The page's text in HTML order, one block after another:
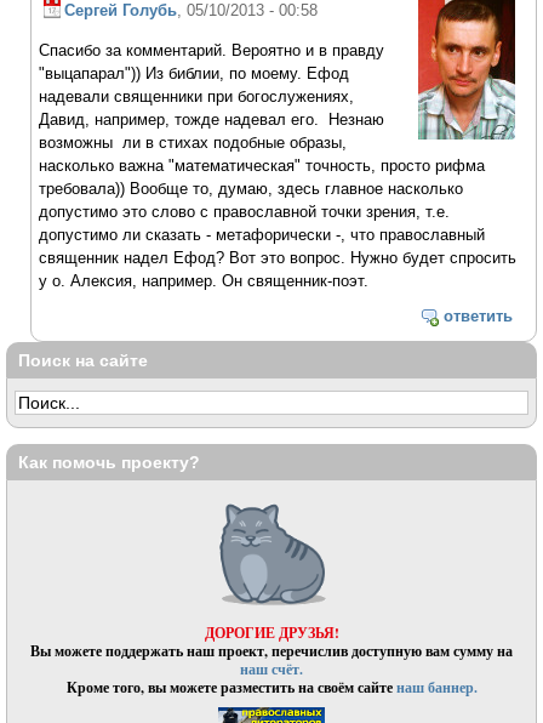
Сергей Голубь, 05/10/2013 - 00:58
Спасибо за комментарий. Вероятно и в правду
"выцапарал")) Из библии, по моему. Ефод
надевали священники при богослужениях,
Давид, например, тожде надевал его. Незнаю
возможны ли в стихах подобные образы,
насколько важна "математическая" точность, просто рифма
требовала)) Вообще то, думаю, здесь главное насколько
допустимо это слово с православной точки зрения, т.е.
допустимо ли сказать - метафорически -, что православный
священник надел Ефод? Вот это вопрос. Нужно будет спросить
у о. Алексия, например. Он священник-поэт.
ответить
Поиск на сайте
Как помочь проекту?
ДОРОГИЕ ДРУЗЬЯ!
Вы можете поддержать наш проект, перечислив доступную вам сумму на
наш счёт.
Кроме того, вы можете разместить на своём сайтенаш баннер.